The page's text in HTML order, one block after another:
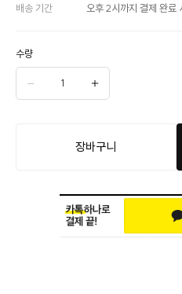
배송 기간 오후 2시까지 결제 완료
수량
장바구니